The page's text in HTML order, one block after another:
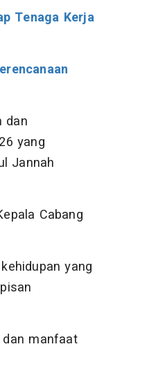
Tenaga Kerja
dan
yang
Jannah
Cabang
yang
dan manfaat